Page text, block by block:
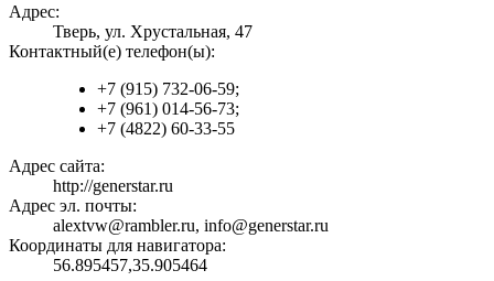
Адрес:
Тверь, ул. Хрустальная, 47
Контактный(е) телефон(ы):
+7 (915) 732-06-59;
+7 (961) 014-56-73;
+7 (4822) 60-33-55
Адрес сайта:
http://generstar.ru
Адрес эл. почты:
alextvw@rambler.ru, info@generstar.ru
Координаты для навигатора:
56.895457,35.905464